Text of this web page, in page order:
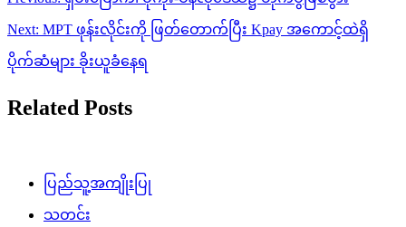
navigation
Next: MPT ဖုန်းလိုင်းကို ဖြတ်တောက်ပြီး Kpay အကောင့်ထဲရှိ
ပိုက်ဆံများ ခိုးယူခံနေရ
Related Posts
ပြည်သူ့အကျိုးပြု
သတင်း